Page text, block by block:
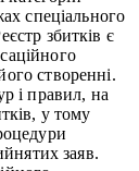
спеціального
збитків є
створенні.
і правил, на
у тому
заяв.